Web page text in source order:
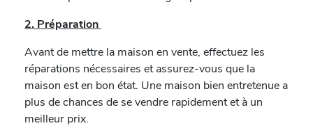
2. Préparation
Avant de mettre la maison en vente, effectuez les
réparations nécessaires et assurez-vous que la
maison est en bon état. Une maison bien entretenue a
plus de chances de se vendre rapidement et à un
meilleur prix.